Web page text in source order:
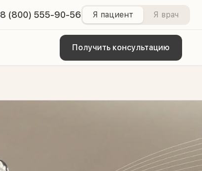
8 (800) 555-90-56 Я пациент Я врач
Получить консультацию